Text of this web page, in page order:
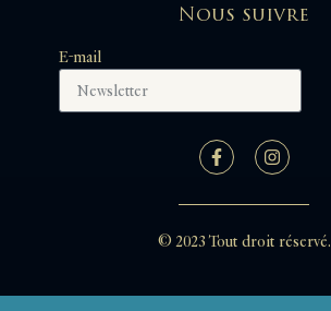
Nous suivre
E-mail
© 2023 Tout droit réservé.